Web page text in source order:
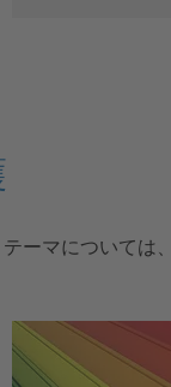
ーマについては